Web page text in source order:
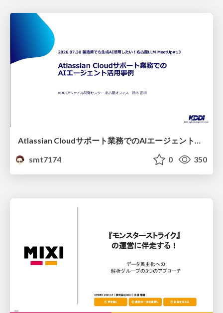
Atlassian Cloudサポート業務でのAIエージェント活用事例
smt7174
0 350